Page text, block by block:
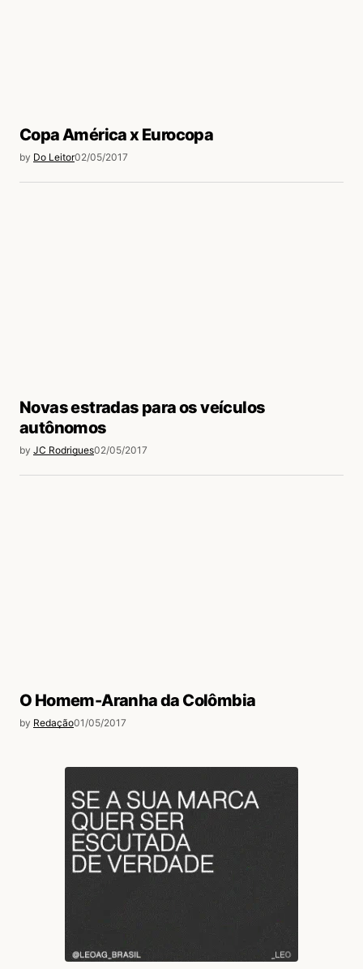
Copa América x Eurocopa
by Do Leitor02/05/2017
Novas estradas para os veículos
autônomos
by JC Rodrigues02/05/2017
O Homem-Aranha da Colômbia
by Redação01/05/2017